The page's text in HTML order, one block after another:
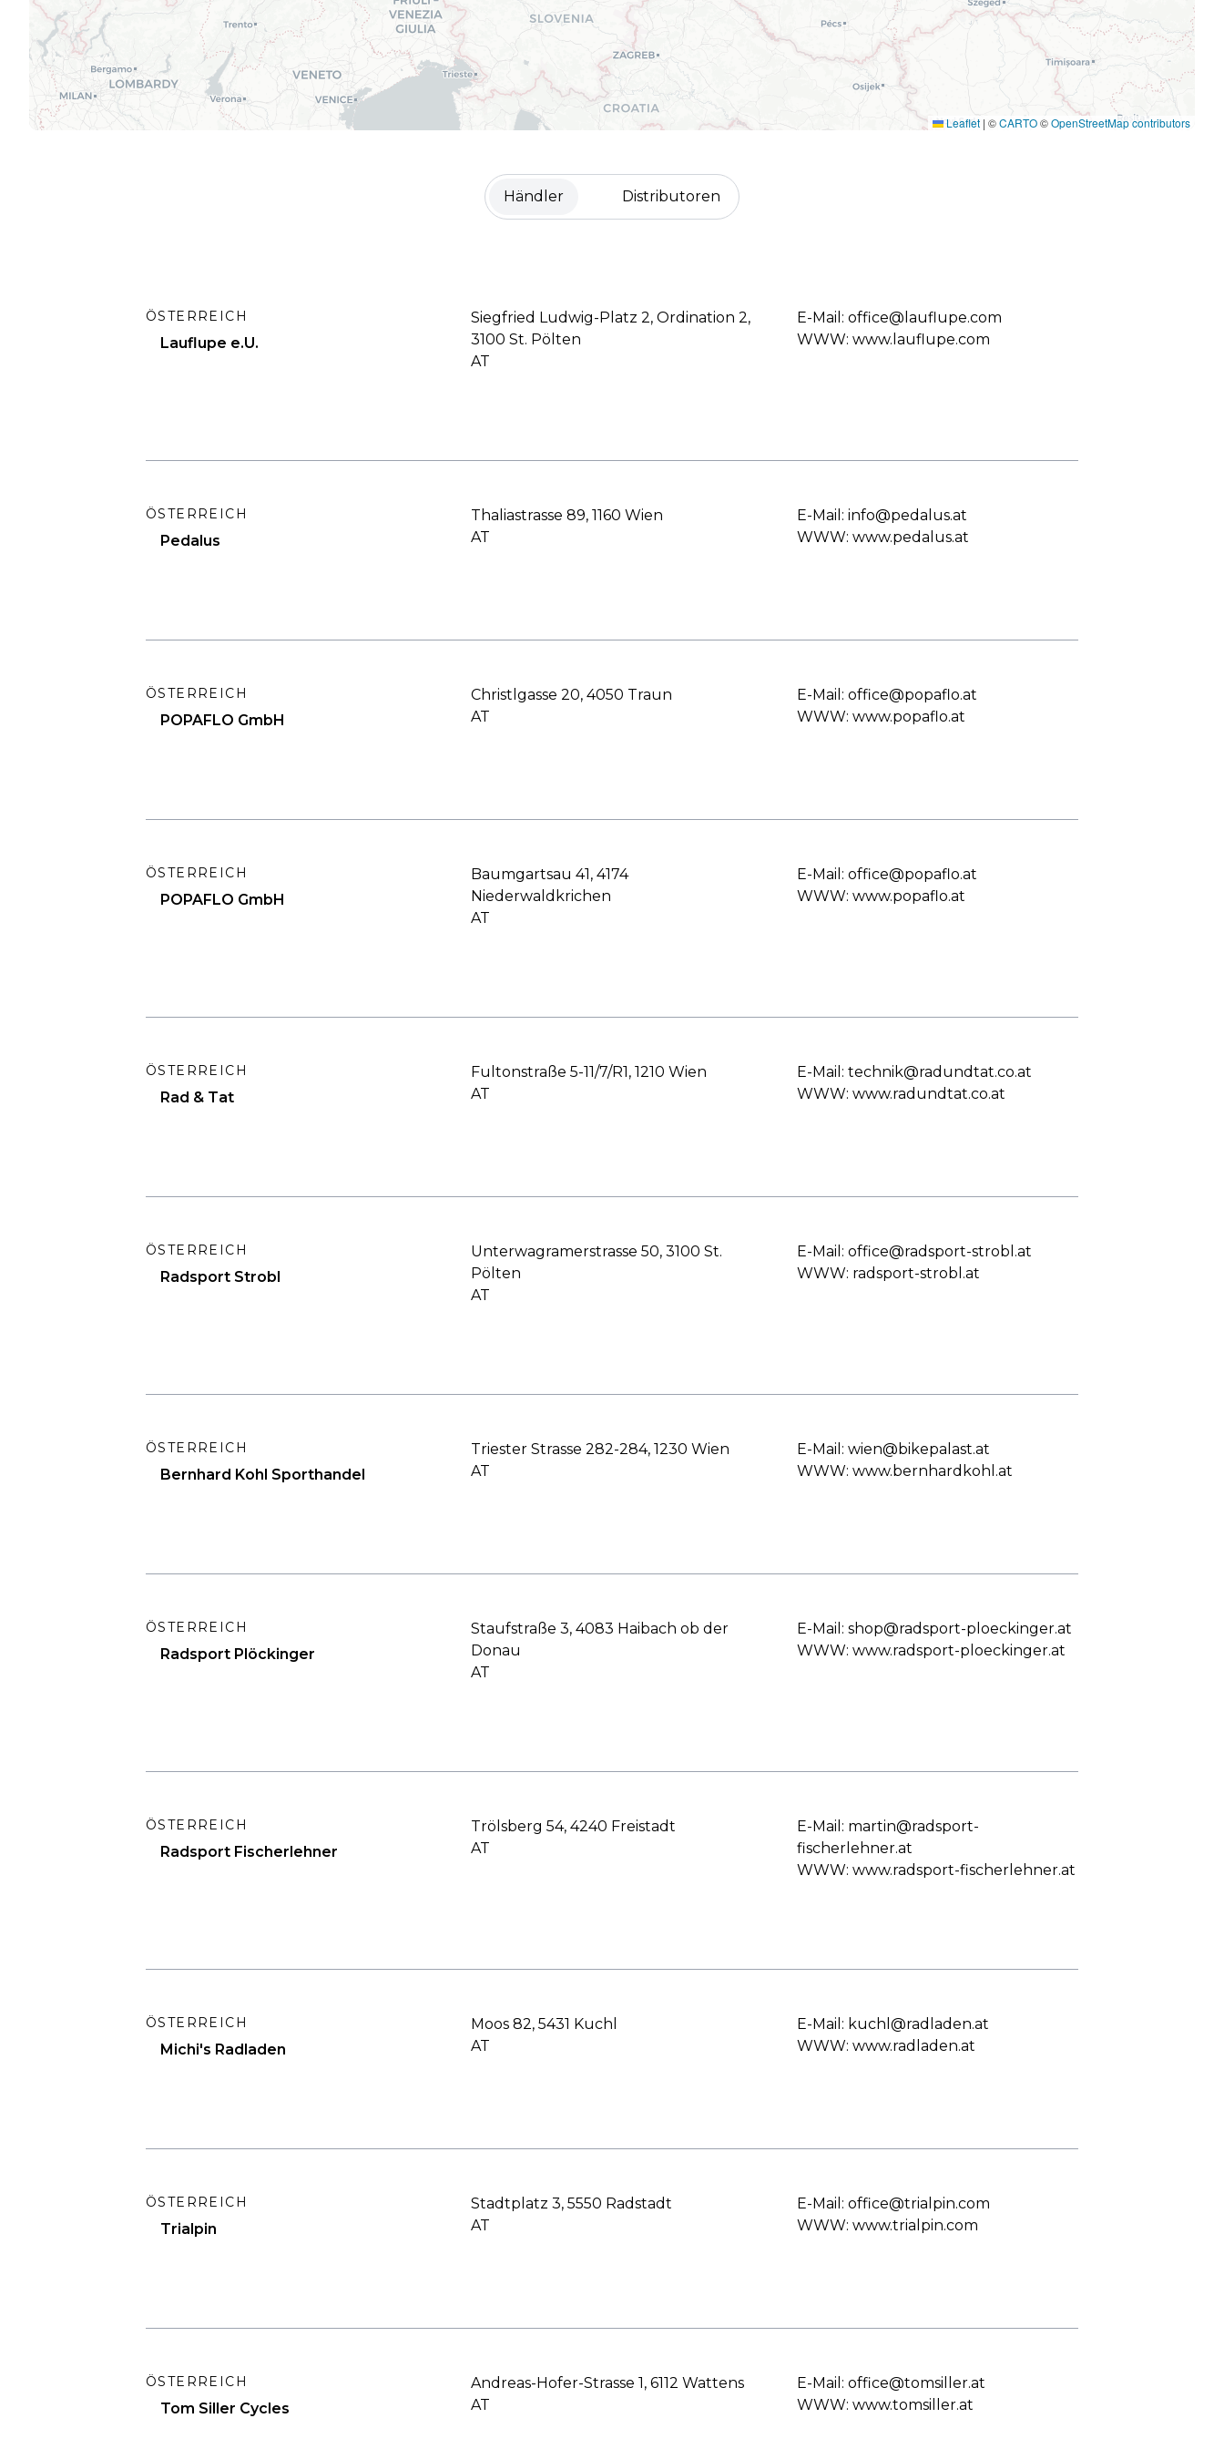
Leaflet | ©CARTO©OpenStreetMap contributors
Händler Distributoren
ÖSTERREICH
Lauflupe e.U.
Siegfried Ludwig-Platz 2, Ordination 2,
3100 St. Pölten
AT
E-Mail: office@lauflupe.com
WWW: www.lauflupe.com
ÖSTERREICH
Pedalus
Thaliastrasse 89, 1160 Wien
AT
E-Mail: info@pedalus.at
WWW: www.pedalus.at
ÖSTERREICH
POPAFLO GmbH
Christlgasse 20, 4050 Traun
AT
E-Mail: office@popaflo.at
WWW: www.popaflo.at
ÖSTERREICH
POPAFLO GmbH
Baumgartsau 41, 4174
Niederwaldkrichen
AT
E-Mail: office@popaflo.at
WWW: www.popaflo.at
ÖSTERREICH
Rad & Tat
Fultonstraße 5-11/7/R1, 1210 Wien
AT
E-Mail: technik@radundtat.co.at
WWW: www.radundtat.co.at
ÖSTERREICH
Radsport Strobl
Unterwagramerstrasse 50, 3100 St.
Pölten
AT
E-Mail: office@radsport-strobl.at
WWW: radsport-strobl.at
ÖSTERREICH
Bernhard Kohl Sporthandel
Triester Strasse 282-284, 1230 Wien
AT
E-Mail: wien@bikepalast.at
WWW: www.bernhardkohl.at
ÖSTERREICH
Radsport Plöckinger
Staufstraße 3, 4083 Haibach ob der
Donau
AT
E-Mail: shop@radsport-ploeckinger.at
WWW: www.radsport-ploeckinger.at
ÖSTERREICH
Radsport Fischerlehner
Trölsberg 54, 4240 Freistadt
AT
E-Mail: martin@radsport-
fischerlehner.at
WWW: www.radsport-fischerlehner.at
ÖSTERREICH
Michi's Radladen
Moos 82, 5431 Kuchl
AT
E-Mail: kuchl@radladen.at
WWW: www.radladen.at
ÖSTERREICH
Trialpin
Stadtplatz 3, 5550 Radstadt
AT
E-Mail: office@trialpin.com
WWW: www.trialpin.com
ÖSTERREICH
Tom Siller Cycles
Andreas-Hofer-Strasse 1, 6112 Wattens
AT
E-Mail: office@tomsiller.at
WWW: www.tomsiller.at